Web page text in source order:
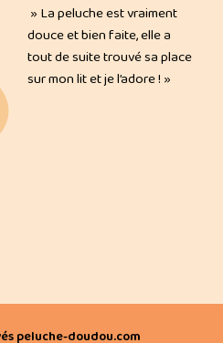
» La peluche est vraiment
douce et bien faite, elle a
tout de suite trouvé sa place
sur mon lit et je l’adore ! »
peluche-doudou.com